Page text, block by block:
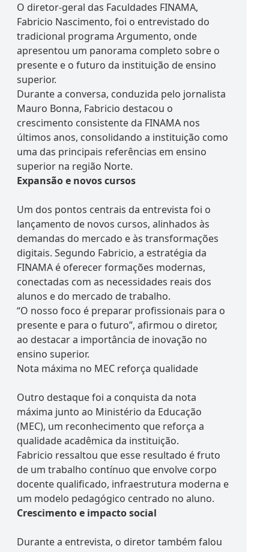
O diretor-geral das Faculdades FINAMA,
Fabricio Nascimento, foi o entrevistado do
tradicional programa Argumento, onde
apresentou um panorama completo sobre o
presente e o futuro da instituição de ensino
superior.
Durante a conversa, conduzida pelo jornalista
Mauro Bonna, Fabricio destacou o
crescimento consistente da FINAMA nos
últimos anos, consolidando a instituição como
uma das principais referências em ensino
superior na região Norte.
Expansão e novos cursos
Um dos pontos centrais da entrevista foi o
lançamento de novos cursos, alinhados às
demandas do mercado e às transformações
digitais. Segundo Fabricio, a estratégia da
FINAMA é oferecer formações modernas,
conectadas com as necessidades reais dos
alunos e do mercado de trabalho.
“O nosso foco é preparar profissionais para o
presente e para o futuro”, afirmou o diretor,
ao destacar a importância de inovação no
ensino superior.
Nota máxima no MEC reforça qualidade
Outro destaque foi a conquista da nota
máxima junto ao Ministério da Educação
(MEC), um reconhecimento que reforça a
qualidade acadêmica da instituição.
Fabricio ressaltou que esse resultado é fruto
de um trabalho contínuo que envolve corpo
docente qualificado, infraestrutura moderna e
um modelo pedagógico centrado no aluno.
Crescimento e impacto social
Durante a entrevista, o diretor também falou